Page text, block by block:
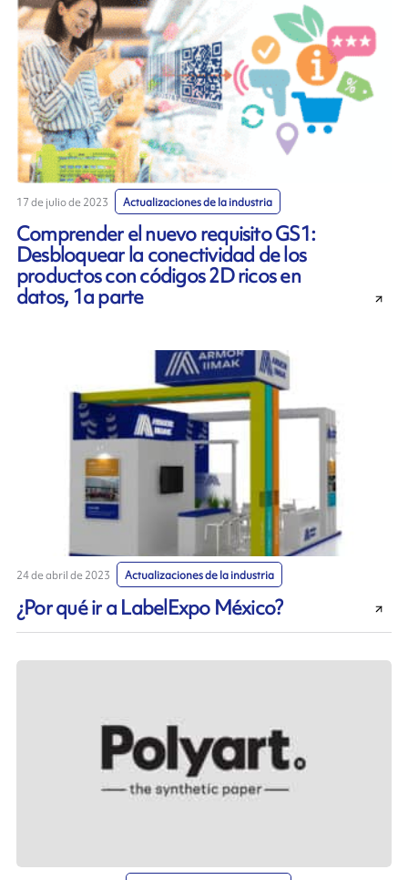
17 de julio de 2023 Actualizaciones de la industria
Comprender el nuevo requisito GS1:
Desbloquear la conectividad de los
productos con códigos 2D ricos en
datos, 1a parte
24 de abril de 2023 Actualizaciones de la industria
¿Por qué ir a LabelExpo México?